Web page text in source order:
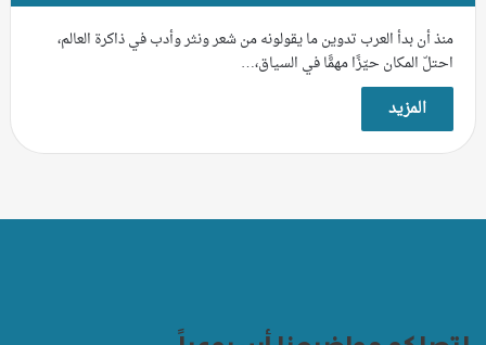
منذ أن بدأ العرب تدوين ما يقولونه من شعر ونثر وأدب في ذاكرة العالم،
احتلّ المكان حيّزًا مهمًّا في السياق،…
المزيد